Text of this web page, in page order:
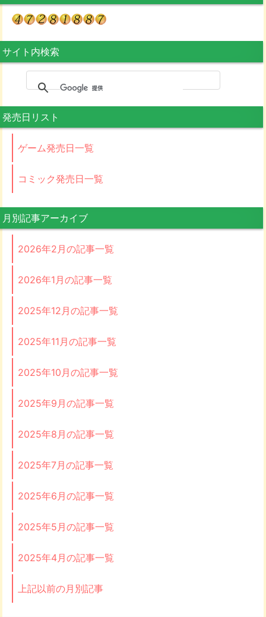
サイト内検索
発売日リスト
ゲーム発売日一覧
コミック発売日一覧
月別記事アーカイブ
2026年2月の記事一覧
2026年1月の記事一覧
2025年12月の記事一覧
2025年11月の記事一覧
2025年10月の記事一覧
2025年9月の記事一覧
2025年8月の記事一覧
2025年7月の記事一覧
2025年6月の記事一覧
2025年5月の記事一覧
2025年4月の記事一覧
上記以前の月別記事